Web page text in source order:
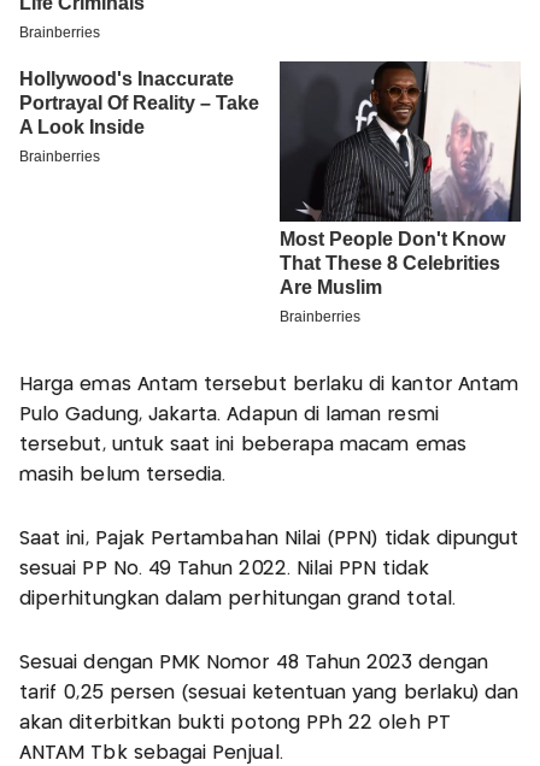
Harga emas Antam tersebut berlaku di kantor Antam
Pulo Gadung, Jakarta. Adapun di laman resmi
tersebut, untuk saat ini beberapa macam emas
masih belum tersedia.
Saat ini, Pajak Pertambahan Nilai (PPN) tidak dipungut
sesuai PP No. 49 Tahun 2022. Nilai PPN tidak
diperhitungkan dalam perhitungan grand total.
Sesuai dengan PMK Nomor 48 Tahun 2023 dengan
tarif 0,25 persen (sesuai ketentuan yang berlaku) dan
akan diterbitkan bukti potong PPh 22 oleh PT
ANTAM Tbk sebagai Penjual.